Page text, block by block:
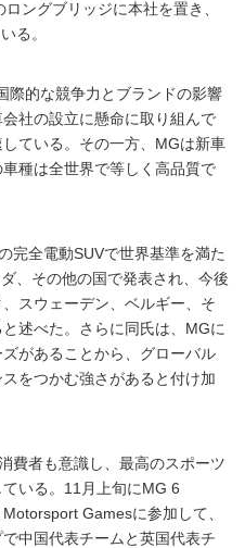
ングブリッジに本社を置き、
る。
際的な競争力とブランドの影響
社の設立に懸命に取り組んで
ている。その一方、MGは新車
種は全世界で等しく高品質で
完全電動SUVで世界基準を満た
、その他の国で発表され、今後
スウェーデン、ベルギー、そ
述べた。さらに同氏は、MGに
があることから、グローバル
をつかむ強さがあると付け加
費者も意識し、最高のスポーツ
いる。11月上旬にMG 6
Gamesに参加して、
中国代表チームと英国代表チ